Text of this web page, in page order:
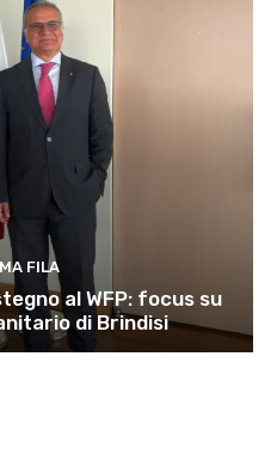
FILA
al WFP: focus su
di Brindisi